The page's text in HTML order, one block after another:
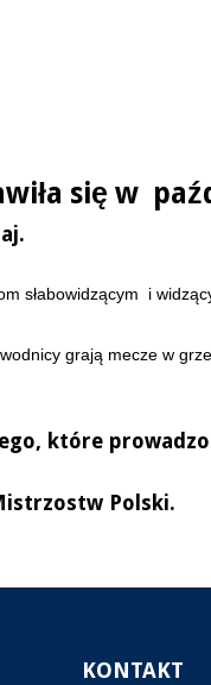
się w
słabowidzącym i
grają mecze w
które
Polski.
KONTAKT